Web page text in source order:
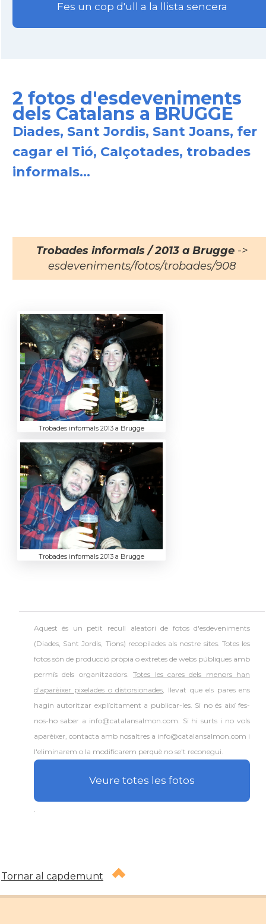
Fes un cop d'ull a la llista sencera
2 fotos d'esdeveniments
dels Catalans a BRUGGE
Diades, Sant Jordis, Sant Joans, fer
cagar el Tió, Calçotades, trobades
informals...
Trobades informals / 2013 a Brugge ->
esdeveniments/fotos/trobades/908
Trobades informals 2013 a Brugge
Trobades informals 2013 a Brugge
Aquest és un petit recull aleatori de fotos d'esdeveniments
(Diades, Sant Jordis, Tions) recopilades als nostre sites. Totes les
fotos són de producció pròpia o extretes de webs públiques amb
permís dels organitzadors.Totes les cares dels menors han
d'aparèixer pixelades o distorsionades, llevat que els pares ens
hagin autoritzar explícitament a publicar-les. Si no és així fes-
nos-ho saber a info@catalansalmon.com. Si hi surts i no vols
aparèixer, contacta amb nosaltres a info@catalansalmon.com i
l'eliminarem o la modificarem perquè no se't reconegui.
Veure totes les fotos
Tornar al capdemunt